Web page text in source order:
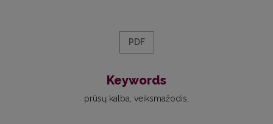
PDF
Keywords
prūsų kalba veiksmažodis